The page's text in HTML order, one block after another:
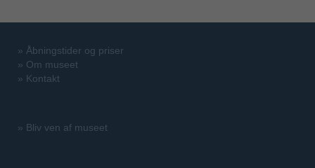
» Åbningstider og priser
» Om museet
» Kontakt
» Bliv ven af museet